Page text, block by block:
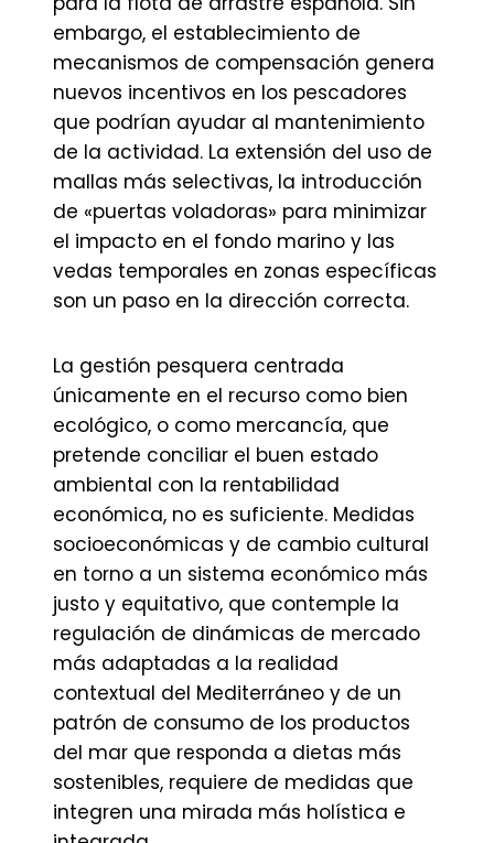
embargo, el establecimiento de
mecanismos de compensación genera
nuevos incentivos en los pescadores
que podrían ayudar al mantenimiento
de la actividad. La extensión del uso de
mallas más selectivas, la introducción
de «puertas voladoras» para minimizar
el impacto en el fondo marino y las
vedas temporales en zonas específicas
son un paso en la dirección correcta.
La gestión pesquera centrada
únicamente en el recurso como bien
ecológico, o como mercancía, que
pretende conciliar el buen estado
ambiental con la rentabilidad
económica, no es suficiente. Medidas
socioeconómicas y de cambio cultural
en torno a un sistema económico más
justo y equitativo, que contemple la
regulación de dinámicas de mercado
más adaptadas a la realidad
contextual del Mediterráneo y de un
patrón de consumo de los productos
del mar que responda a dietas más
sostenibles, requiere de medidas que
integren una mirada más holística e